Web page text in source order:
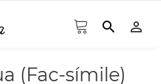
search person_outline
(Fac-símile)